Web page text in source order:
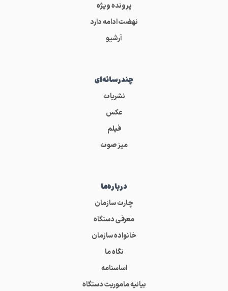
پرونده ویژه
نهضت ادامه دارد
آرشیو
چندرسانه‌ای
نشریات
عکس
فیلم
میز صوت
درباره‌ما
چارت سازمان
معرفی دستگاه
خانواده سازمان
نگاه ما
اساسنامه
بیانیه ماموریت دستگاه